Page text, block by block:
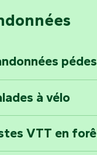
pour
d’orientation «
gardiens de la nature
à vélo
VTT en